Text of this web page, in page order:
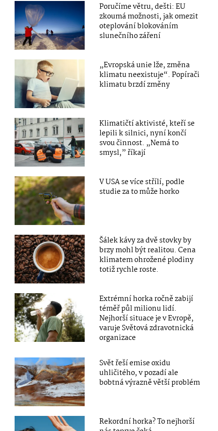
Poručíme větru, dešti: EU
zkoumá možnosti, jak omezit
oteplování blokováním
slunečního záření
„Evropská unie lže, změna
klimatu neexistuje“. Popírači
klimatu brzdí změny
Klimatičtí aktivisté, kteří se
lepili k silnici, nyní končí
svou činnost. „Nemá to
smysl,” říkají
V USA se více střílí, podle
studie za to může horko
Šálek kávy za dvě stovky by
brzy mohl být realitou. Cena
klimatem ohrožené plodiny
totiž rychle roste.
Extrémní horka ročně zabijí
téměř půl milionu lidí.
Nejhorší situace je v Evropě,
varuje Světová zdravotnická
organizace
Svět řeší emise oxidu
uhličitého, v pozadí ale
bobtná výrazně větší problém
Rekordní horka? To nejhorší